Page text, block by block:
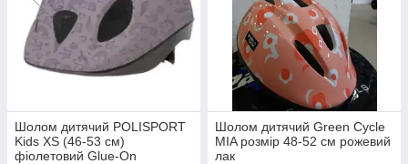
Шолом дитячий POLISPORT
Kids XS (46-53 см)
фіолетовий Glue-On
Шолом дитячий Green Cycle
MIA розмір 48-52 см рожевий
лак